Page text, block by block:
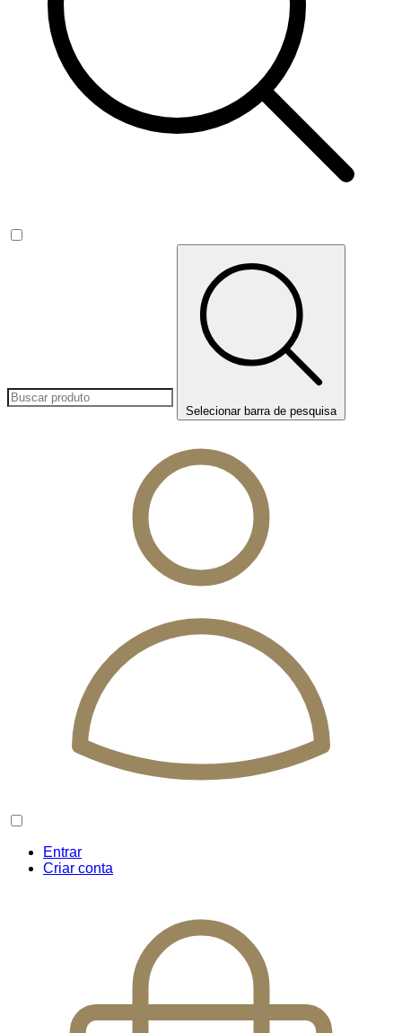
Selecionar barra de pesquisa
Entrar
Criar conta